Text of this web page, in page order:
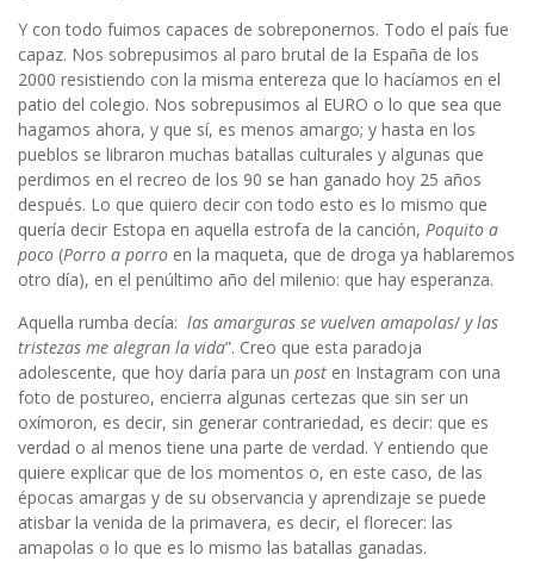
Y con todo fuimos capaces de sobreponernos. Todo el país fue
capaz. Nos sobrepusimos al paro brutal de la España de los
2000 resistiendo con la misma entereza que lo hacíamos en el
patio del colegio. Nos sobrepusimos al EURO o lo que sea que
hagamos ahora, y que sí, es menos amargo; y hasta en los
pueblos se libraron muchas batallas culturales y algunas que
perdimos en el recreo de los 90 se han ganado hoy 25 años
después. Lo que quiero decir con todo esto es lo mismo que
quería decir Estopa en aquella estrofa de la canción, Poquito a
poco (Porro a porro en la maqueta, que de droga ya hablaremos
otro día), en el penúltimo año del milenio: que hay esperanza.
Aquella rumba decía: las amarguras se vuelven amapolas/ y las
tristezas me alegran la vida”. Creo que esta paradoja
adolescente, que hoy daría para un post en Instagram con una
foto de postureo, encierra algunas certezas que sin ser un
oxímoron, es decir, sin generar contrariedad, es decir: que es
verdad o al menos tiene una parte de verdad. Y entiendo que
quiere explicar que de los momentos o, en este caso, de las
épocas amargas y de su observancia y aprendizaje se puede
atisbar la venida de la primavera, es decir, el florecer: las
amapolas o lo que es lo mismo las batallas ganadas.